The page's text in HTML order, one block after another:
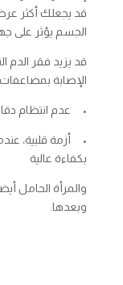
قد يجعلك أكثر
الجسم يؤثر على
قد يزيد فقر الدم
الإصابة بمضاعفات
• عدم انتظام
• أزمة قلبية،
بكفاءة عالية
والمرأة الحامل
وبعدها.